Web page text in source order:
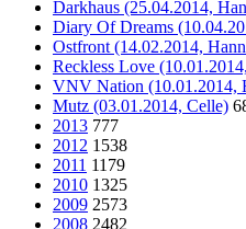
Darkhaus (25.04.2014,
Diary Of Dreams
Ostfront (14.02.2014,
Reckless Love
VNV Nation (10.01.2014,
Mutz (03.01.2014, Celle)
2013 777
2012 1538
2011 1179
2010 1325
2009 2573
2008 2482